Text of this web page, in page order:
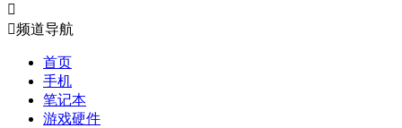

频道导航
首页
手机
笔记本
游戏硬件